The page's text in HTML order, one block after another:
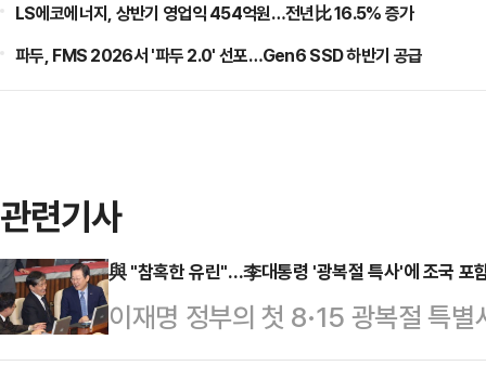
LS에코에너지, 상반기 영업익 454억원…전년比 16.5% 증가
파두, FMS 2026서 '파두 2.0' 선포…Gen6 SSD 하반기 공급
관련기사
與 "참혹한 유린"…李대통령 '광복절 특사'에 조국 포
이재명 정부의 첫 8·15 광복절 특
으로 조국 전 조국혁신당 대표 사면